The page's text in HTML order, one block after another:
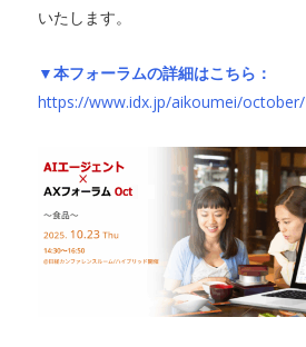
いたします。
▼本フォーラムの詳細はこちら：
https://www.idx.jp/aikoumei/october/